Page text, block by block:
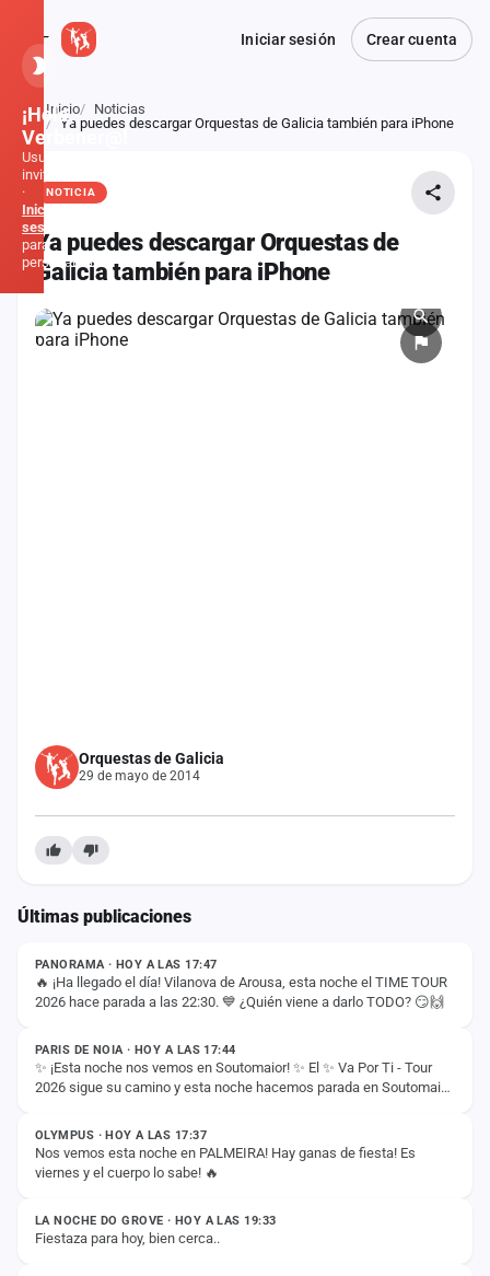
Iniciar sesión Crear cuenta
Atrás
Inicio
Noticias
Ya puedes descargar Orquestas de Galicia también para iPhone
NOTICIA
Ya puedes descargar Orquestas de
Galicia también para iPhone
Orquestas de Galicia
29 de mayo de 2014
Últimas publicaciones
ESTADO
PANORAMA · HOY A LAS 17:47
🔥 ¡Ha llegado el día! Vilanova de Arousa, esta noche el TIME TOUR
2026 hace parada a las 22:30. 💙 ¿Quién viene a darlo TODO? 😏🙌
ESTADO
PARIS DE NOIA · HOY A LAS 17:44
✨ ¡Esta noche nos vemos en Soutomaior! ✨ El ✨ Va Por Ti - Tour
2026 sigue su camino y esta noche hacemos parada en Soutomaior
ESTADO
OLYMPUS · HOY A LAS 17:37
Nos vemos esta noche en PALMEIRA! Hay ganas de fiesta! Es
viernes y el cuerpo lo sabe! 🔥
ESTADO
LA NOCHE DO GROVE · HOY A LAS 19:33
Fiestaza para hoy, bien cerca..
ESTADO
¡Hola,
Verbener@!
Usuario
invitado
·
Inicia
sesión
para
personalizar
Inicio
Rankings
Anuncios
Iniciar
Crear
cuenta
Administración
Contacto